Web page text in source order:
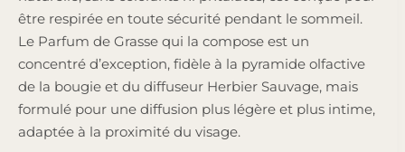
être respirée en toute sécurité pendant le sommeil.
Le Parfum de Grasse qui la compose est un
concentré d’exception, fidèle à la pyramide olfactive
de la bougie et du diffuseur Herbier Sauvage, mais
formulé pour une diffusion plus légère et plus intime,
adaptée à la proximité du visage.